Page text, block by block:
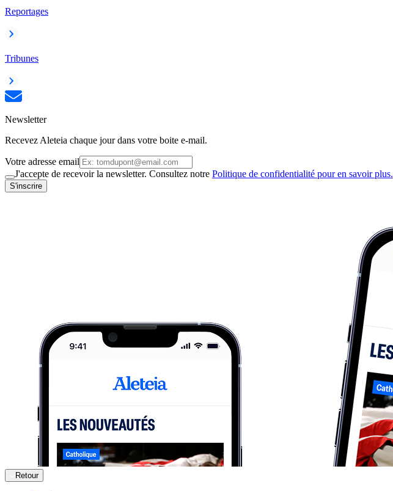
Reportages
Tribunes
Newsletter
Recevez Aleteia chaque jour dans votre boite e-mail.
Votre adresse email
J'accepte de recevoir la newsletter. Consultez notre Politique de confidentialité pour en savoir plus.
S'inscrire
Retour